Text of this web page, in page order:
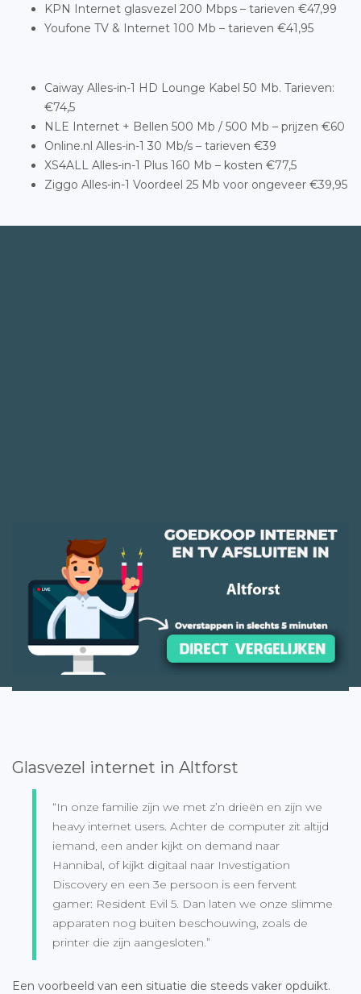
KPN Internet glasvezel 200 Mbps – tarieven €47,99
Youfone TV & Internet 100 Mb – tarieven €41,95
Caiway Alles-in-1 HD Lounge Kabel 50 Mb. Tarieven:
€74,5
NLE Internet + Bellen 500 Mb / 500 Mb – prijzen €60
Online.nl Alles-in-1 30 Mb/s – tarieven €39
XS4ALL Alles-in-1 Plus 160 Mb – kosten €77,5
Ziggo Alles-in-1 Voordeel 25 Mb voor ongeveer €39,95
Glasvezel internet in Altforst
“In onze familie zijn we met z’n drieën en zijn we
heavy internet users. Achter de computer zit altijd
iemand, een ander kijkt on demand naar
Hannibal, of kijkt digitaal naar Investigation
Discovery en een 3e persoon is een fervent
gamer: Resident Evil 5. Dan laten we onze slimme
apparaten nog buiten beschouwing, zoals de
printer die zijn aangesloten.”
Een voorbeeld van een situatie die steeds vaker opduikt.